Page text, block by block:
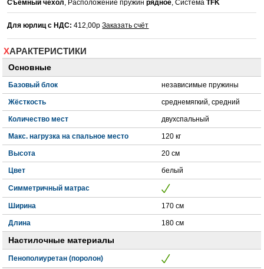
Съёмный чехол, Расположение пружинрядное, СистемаTFK
Для юрлиц с НДС: 412,00рЗаказать счёт
ХАРАКТЕРИСТИКИ
Основные
Базовый блок независимые пружины
Жёсткость среднемягкий, средний
Количество мест двухспальный
Макс. нагрузка на спальное место 120 кг
Высота 20 см
Цвет белый
Симметричный матрас
Ширина 170 см
Длина 180 см
Настилочные материалы
Пенополиуретан (поролон)